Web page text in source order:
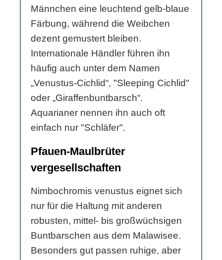
Männchen eine leuchtend gelb-blaue
Färbung, während die Weibchen
dezent gemustert bleiben.
Internationale Händler führen ihn
häufig auch unter dem Namen
„Venustus-Cichlid“, "Sleeping Cichlid"
oder „Giraffenbuntbarsch“.
Aquarianer nennen ihn auch oft
einfach nur "Schläfer".
Pfauen-Maulbrüter
vergesellschaften
Nimbochromis venustus eignet sich
nur für die Haltung mit anderen
robusten, mittel- bis großwüchsigen
Buntbarschen aus dem Malawisee.
Besonders gut passen ruhige, aber